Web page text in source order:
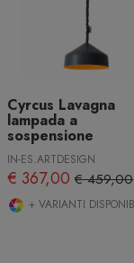
Cyrcus Lavagna
lampada a
sospensione
IN-ES.ARTDESIGN
€ 367,00€ 459,00
+ VARIANTI